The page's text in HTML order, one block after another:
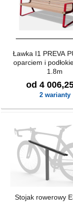
Ławka I1 PREVA
oparciem i
1.8m
od 4
2 warianty
Stojak rowerowy